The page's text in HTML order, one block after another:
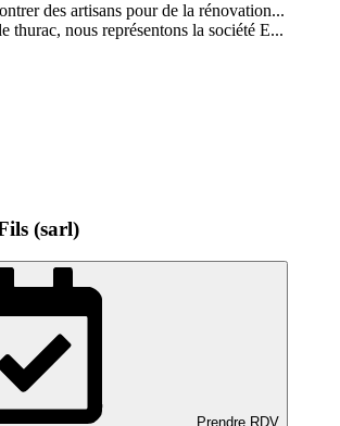
des artisans pour de la rénovation...
thurac, nous représentons la société E...
(sarl)
Prendre RDV